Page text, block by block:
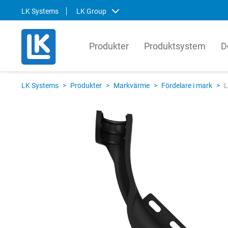
LK Systems LK Group
LK Systems
LK Systems är ledande i Norden inom
tappvattensystem samt kulvert. Våra
system är enkla att installera och i vår
prefabriceringsanläggning tillverkar vi
även skräddarsydda system som
ytterligare förenklar installationen.
LK
Produkter Produktsystem
LK Systems > Produkter > Markvärme > Fördelare i mark >